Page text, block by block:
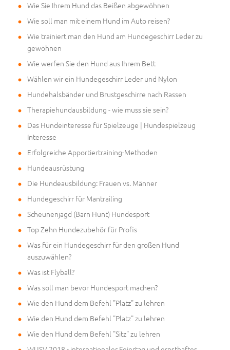
Wie Sie Ihrem Hund das Beißen abgewöhnen
Wie soll man mit einem Hund im Auto reisen?
Wie trainiert man den Hund am Hundegeschirr Leder zu
gewöhnen
Wie werfen Sie den Hund aus Ihrem Bett
Wählen wir ein Hundegeschirr Leder und Nylon
Hundehalsbänder und Brustgeschirre nach Rassen
Therapiehundausbildung - wie muss sie sein?
Das Hundeinteresse für Spielzeuge | Hundespielzeug
Interesse
Erfolgreiche Apportiertraining-Methoden
Hundeausrüstung
Die Hundeausbildung: Frauen vs. Männer
Hundegeschirr für Mantrailing
Scheunenjagd (Barn Hunt) Hundesport
Top Zehn Hundezubehör für Profis
Was für ein Hundegeschirr für den großen Hund
auszuwählen?
Was ist Flyball?
Was soll man bevor Hundesport machen?
Wie den Hund dem Befehl "Platz" zu lehren
Wie den Hund dem Befehl "Platz" zu lehren
Wie den Hund dem Befehl "Sitz" zu lehren